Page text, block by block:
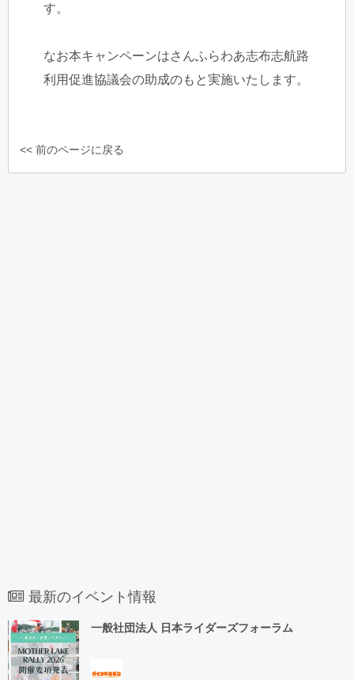
す。
なお本キャンペーンはさんふらわあ志布志航路
利用促進協議会の助成のもと実施いたします。
<< 前のページに戻る
最新のイベント情報
一般社団法人 日本ライダーズフォーラム